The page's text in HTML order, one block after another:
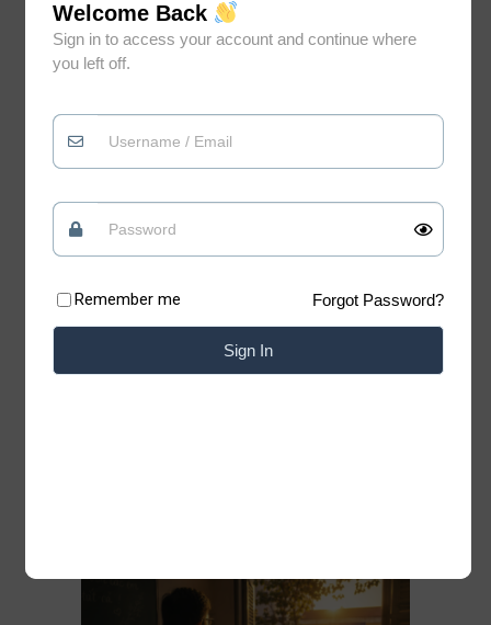
Đừng vì gặp vài người không
xứng đáng mà đánh mất niềm
Quan điểm 09/07/2026
Có những lúc, sống “chua” một chút mới giữ
tâm hồn đang tìm kiếm sự bình yên. Chào
Welcome Back
Sign in to access your account and continue where
you left off.
Remember me Forgot Password?
Sign In